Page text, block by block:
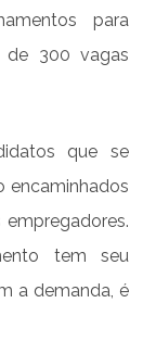
para
de 300 vagas
que se
encaminhados
tem seu
a demanda, é